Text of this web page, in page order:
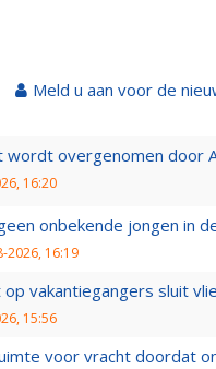
Meld u aan voor de
wordt overgenomen door
16:20
onbekende jongen in
2026, 16:19
op vakantiegangers sluit
15:56
voor vracht doordat